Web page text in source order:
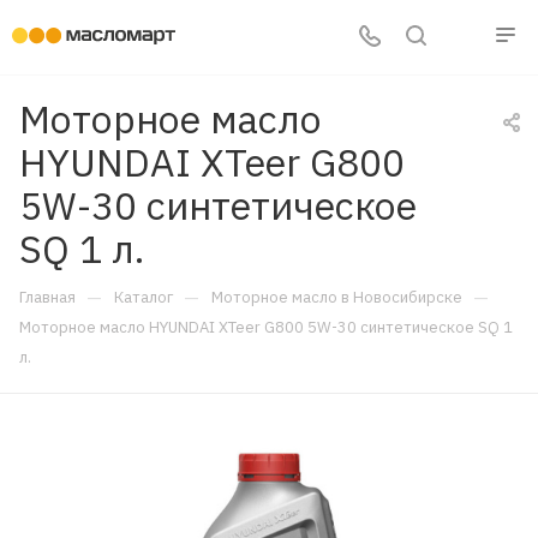
Моторное масло
HYUNDAI XTeer G800
5W-30 синтетическое
SQ 1 л.
Главная — Каталог — Моторное масло в Новосибирске —
Моторное масло HYUNDAI XTeer G800 5W-30 синтетическое SQ 1
л.